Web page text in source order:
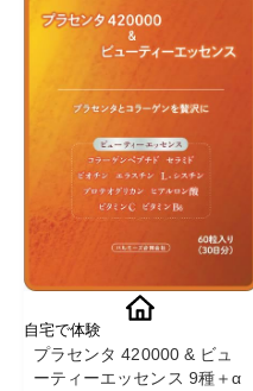
自宅で体験
プラセンタ 420000 & ビュ
ーティーエッセンス 9種＋α